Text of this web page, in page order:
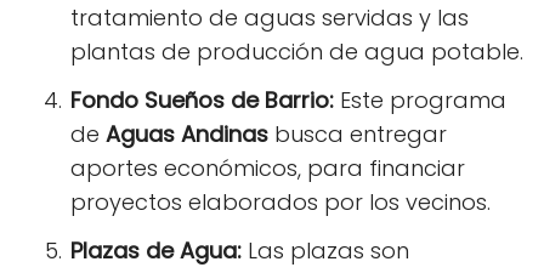
tratamiento de aguas servidas y las
plantas de producción de agua potable.
Fondo Sueños de Barrio: Este programa
de Aguas Andinas busca entregar
aportes económicos, para financiar
proyectos elaborados por los vecinos.
Plazas de Agua: Las plazas son